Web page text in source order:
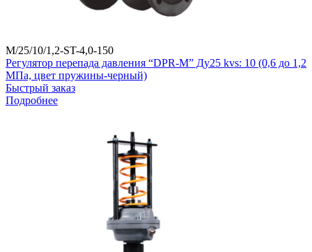
M/25/10/1,2-ST-4,0-150
Регулятор перепада давления “DPR-M” Ду25 kvs: 10 (0,6 до 1,2
МПа, цвет пружины-черный)
Быстрый заказ
Подробнее